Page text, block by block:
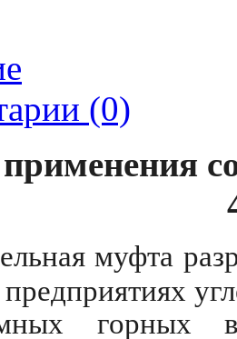
(0)
муфта
предприятиях
горных